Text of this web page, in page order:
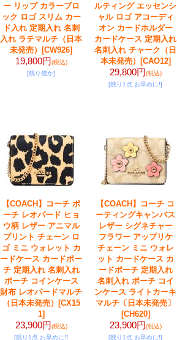
ー リップ カラーブロ
ック ロゴ スリム カー
ド入れ 定期入れ 名刺
入れ ラテマルチ（日本
未発売）
[CW926]
19,800円(税込)
[残り僅か]
ルティング エッセンシ
ャル ロゴ アコーディ
オン カードホルダー
カードケース 定期入れ
名刺入れ チャーク（日
本未発売）
[CAO12]
29,800円(税込)
[残り1点 お早めに!]
【COACH】コーチ ポ
ーチ レオパード ヒョ
ウ柄 レザー アニマル
プリント チェーン ロ
ゴ ミニ ウォレット カ
ードケース カードポー
チ 定期入れ 名刺入れ
ポーチ コインケース
財布 レオパードマルチ
（日本未発売）
[CX15
1]
23,900円(税込)
[残り1点 お早めに!]
【COACH】コーチ コ
ーティングキャンバス
レザー シグネチャー
フラワー アップリケ
チェーン ミニ ウォレ
ット カードケース カ
ードポーチ 定期入れ
名刺入れ ポーチ コイ
ンケース ライトカーキ
マルチ〔日本未発売〕
[CH620]
23,900円(税込)
[残り1点 お早めに!]